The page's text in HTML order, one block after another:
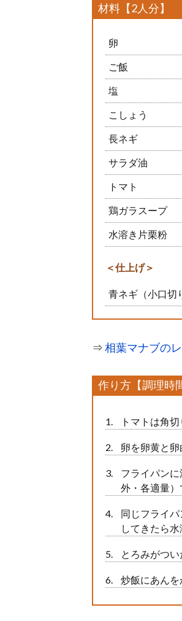
材料【2人分】
卵
ご飯
塩
こしょう
長ネギ
サラダ油
トマト
鶏ガラスープ
水溶き片栗粉
＜仕上げ＞
青ネギ（小口切
⇒相葉マナブの
作り方【調理時
トマトは角
卵を卵黄と卵
フライパン
外・各適量）
同じフライ
してきたら水
とろみがつ
炒飯にあんを